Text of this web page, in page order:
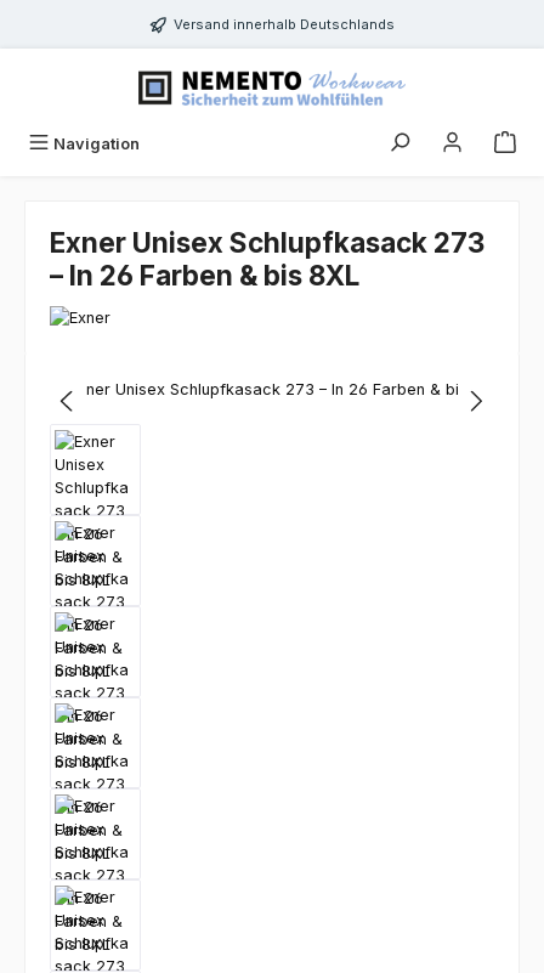
Zum Hauptinhalt springenVersand innerhalb Deutschlands
Navigation
Exner Unisex Schlupfkasack 273
– In 26 Farben & bis 8XL
Bildergalerie überspringen